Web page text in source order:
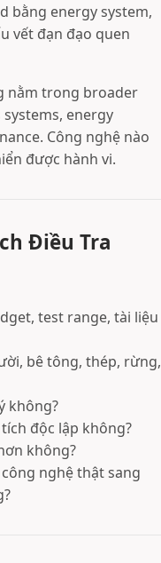
bằng energy system,
vết đạn đạo quen
nằm trong broader
energy
Công nghệ nào
được hành vi.
Điều Tra
test range, tài liệu
bê tông, thép, rừng,
không?
độc lập không?
không?
nghệ thật sang